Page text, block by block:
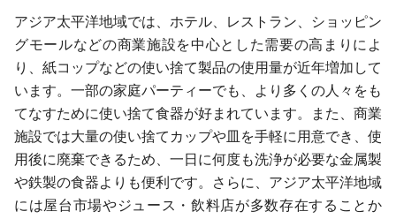
アジア太平洋地域では、ホテル、レストラン、ショッピン
グモールなどの商業施設を中心とした需要の高まりによ
り、紙コップなどの使い捨て製品の使用量が近年増加して
います。一部の家庭パーティーでも、より多くの人々をも
てなすために使い捨て食器が好まれています。また、商業
施設では大量の使い捨てカップや皿を手軽に用意でき、使
用後に廃棄できるため、一日に何度も洗浄が必要な金属製
や鉄製の食器よりも便利です。さらに、アジア太平洋地域
には屋台市場やジュース・飲料店が多数存在することか